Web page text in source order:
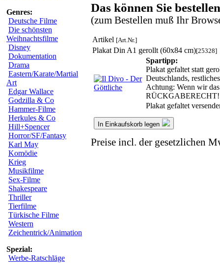
Genres:
Deutsche Filme
Die schönsten
Weihnachtsfilme
Disney
Dokumentation
Drama
Eastern/Karate/Martial
Art
Edgar Wallace
Godzilla & Co
Hammer-Filme
Herkules & Co
Hill+Spencer
Horror/SF/Fantasy
Karl May
Komödie
Krieg
Musikfilme
Sex-Filme
Shakespeare
Thriller
Tierfilme
Türkische Filme
Western
Zeichentrick/Animation
Spezial:
Werbe-Ratschläge
Das können Sie
(zum Bestellen muß Ihr
Artikel [Art.Nr.]
Plakat Din A1 gerollt (60x84 cm)[25328]
Spartipp:
Plakat gefaltet statt
Deutschlands,
Achtung: Wenn wir
RÜCKGABERECHT!
Plakat gefaltet
In Einkaufskorb legen
Preise incl. der gesetzlichen